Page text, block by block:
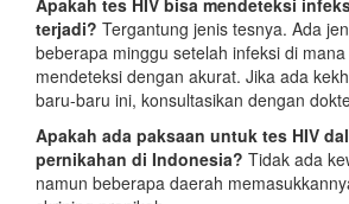
terjadi? Tergantung jenis tesnya. Ada
beberapa minggu setelah infeksi di
mendeteksi dengan akurat. Jika ada
baru-baru ini, konsultasikan dengan
Apakah ada paksaan untuk tes HIV
pernikahan di Indonesia? Tidak ada
namun beberapa daerah